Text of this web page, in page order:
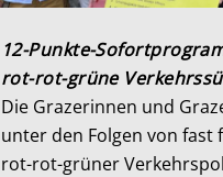
12-Punkte-
rot-rot-grüne
Die Grazerinnen und
unter den Folgen von fast
rot-rot-grüner